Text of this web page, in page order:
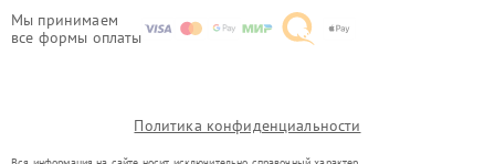
Мы принимаем
все формы оплаты
Политика конфиденциальности